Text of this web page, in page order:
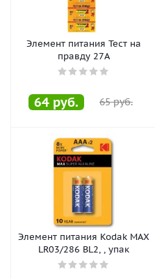
Элемент питания Тест на
правду 27А
64 руб. 65руб.
Элемент питания Kodak MAX
LR03/286 BL2, , упак